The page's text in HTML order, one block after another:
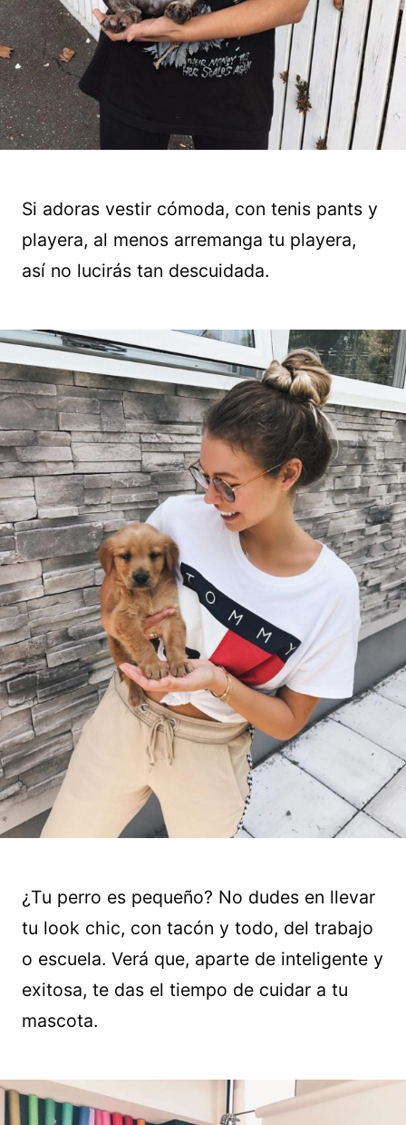
Si adoras vestir cómoda, con tenis pants y
playera, al menos arremanga tu playera,
así no lucirás tan descuidada.
¿Tu perro es pequeño? No dudes en llevar
tu look chic, con tacón y todo, del trabajo
o escuela. Verá que, aparte de inteligente y
exitosa, te das el tiempo de cuidar a tu
mascota.